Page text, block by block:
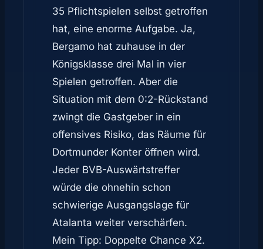
35 Pflichtspielen selbst getroffen
hat, eine enorme Aufgabe. Ja,
Bergamo hat zuhause in der
Königsklasse drei Mal in vier
Spielen getroffen. Aber die
Situation mit dem 0:2-Rückstand
zwingt die Gastgeber in ein
offensives Risiko, das Räume für
Dortmunder Konter öffnen wird.
Jeder BVB-Auswärtstreffer
würde die ohnehin schon
schwierige Ausgangslage für
Atalanta weiter verschärfen.
Mein Tipp: Doppelte Chance X2.